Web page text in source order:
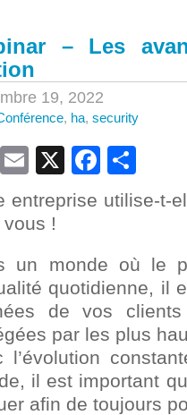
Big
&
– Les
19, 2022
, ha, security
LinkedIn
Email
X
entreprise utilise-t-
vous !
un monde où le
quotidienne, il
de vos
par les plus
l’évolution
il est important
afin de toujours